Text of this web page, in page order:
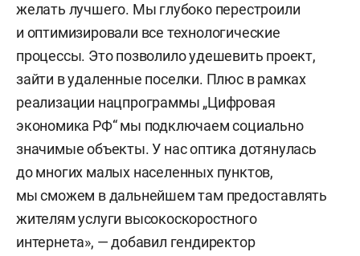
желать лучшего. Мы глубоко перестроили
и оптимизировали все технологические
процессы. Это позволило удешевить проект,
зайти в удаленные поселки. Плюс в рамках
реализации нацпрограммы „Цифровая
экономика РФ“ мы подключаем социально
значимые объекты. У нас оптика дотянулась
до многих малых населенных пунктов,
мы сможем в дальнейшем там предоставлять
жителям услуги высокоскоростного
интернета», — добавил гендиректор